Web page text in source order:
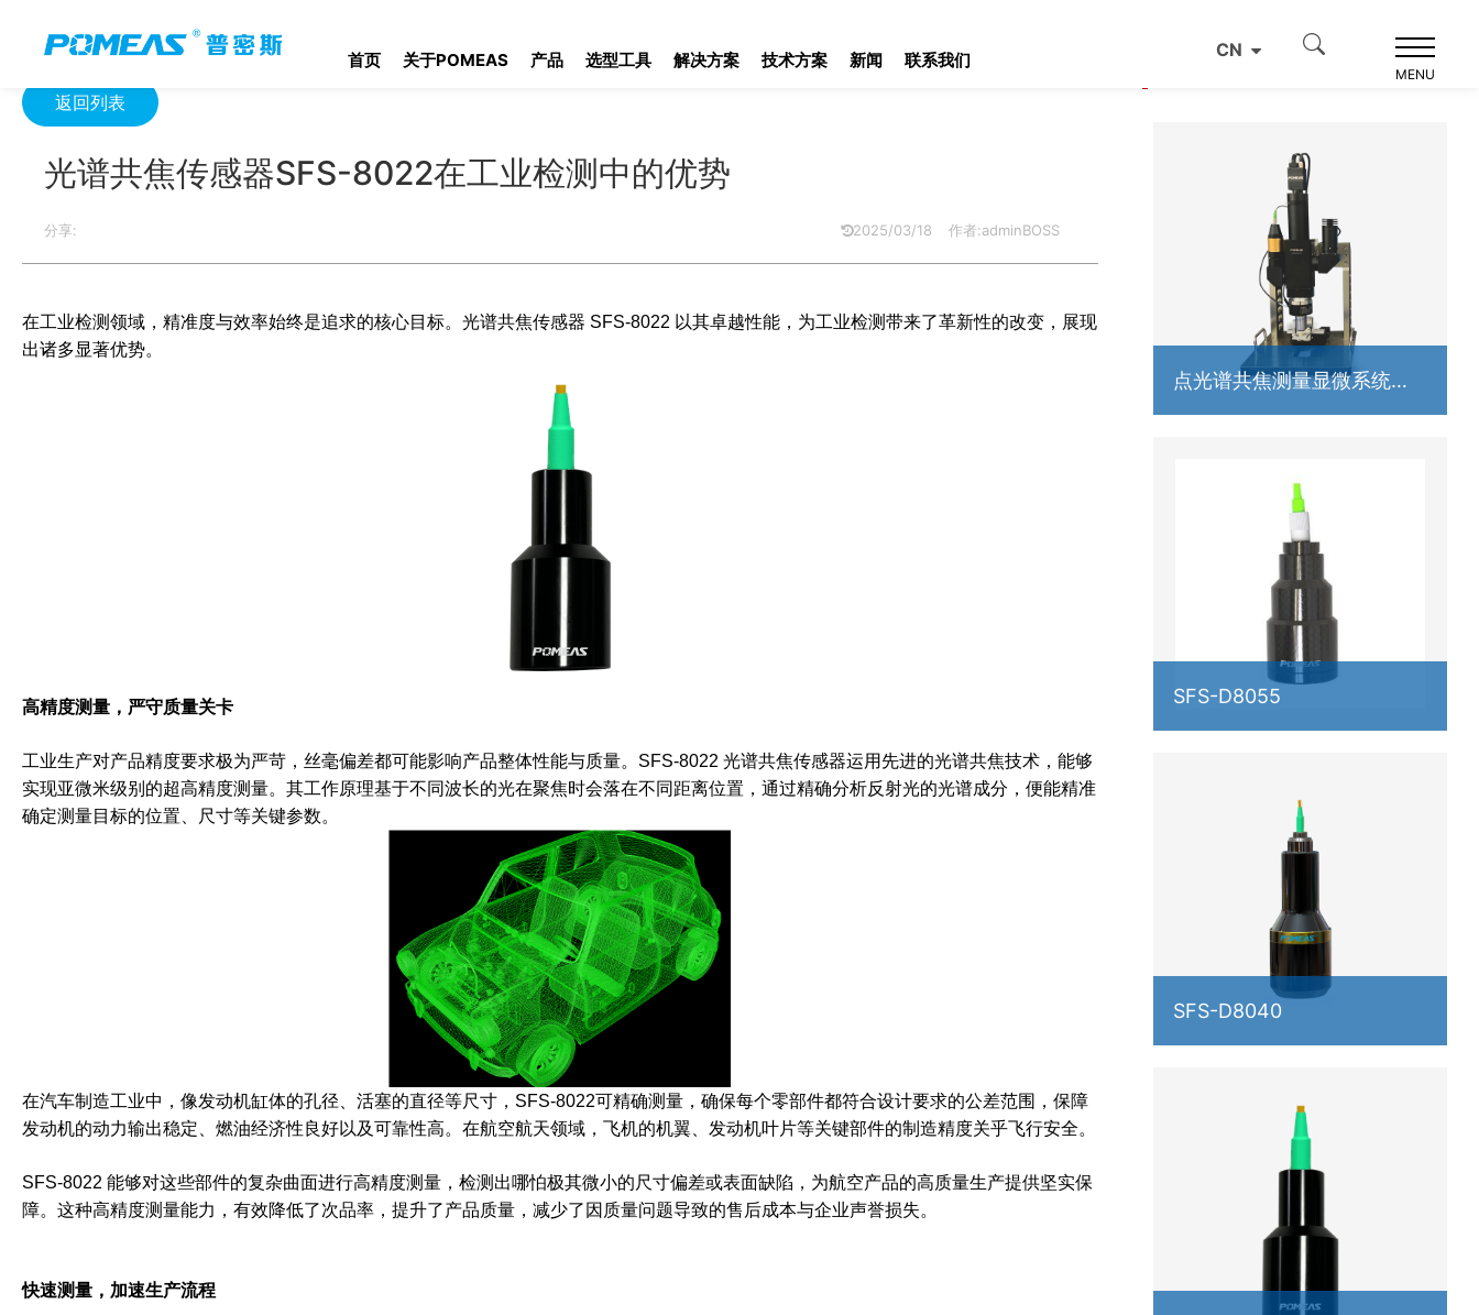
首页 关于POMEAS 产品 选型工具 解决方案 技术方案 新闻 联系我们 CN
MENU
返回列表
光谱共焦传感器SFS-8022在工业检测中的优势
分享: 2025/03/18 作者:adminBOSS
在工业检测领域，精准度与效率始终是追求的核心目标。光谱共焦传感器 SFS-8022 以其卓越性能，为工业检测带来了革新性的改变，展现
出诸多显著优势。
高精度测量，严守质量关卡
工业生产对产品精度要求极为严苛，丝毫偏差都可能影响产品整体性能与质量。SFS-8022 光谱共焦传感器运用先进的光谱共焦技术，能够
实现亚微米级别的超高精度测量。其工作原理基于不同波长的光在聚焦时会落在不同距离位置，通过精确分析反射光的光谱成分，便能精准
确定测量目标的位置、尺寸等关键参数。
在汽车制造工业中，像发动机缸体的孔径、活塞的直径等尺寸，SFS-8022可精确测量，确保每个零部件都符合设计要求的公差范围，保障
发动机的动力输出稳定、燃油经济性良好以及可靠性高。在航空航天领域，飞机的机翼、发动机叶片等关键部件的制造精度关乎飞行安全。
SFS-8022 能够对这些部件的复杂曲面进行高精度测量，检测出哪怕极其微小的尺寸偏差或表面缺陷，为航空产品的高质量生产提供坚实保
障。这种高精度测量能力，有效降低了次品率，提升了产品质量，减少了因质量问题导致的售后成本与企业声誉损失。
快速测量，加速生产流程
点光谱共焦测量显微系统
（压电）
SFS-D8055
SFS-D8040